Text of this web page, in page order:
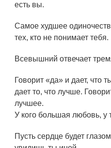
есть вы.
Самое худшее
тех, кто не понимает тебя.
Всевышний отвечает
Говорит «да» и дает, что
дает то, что лучше.
лучшее.
У кого большая любовь, у
Пусть сердце будет